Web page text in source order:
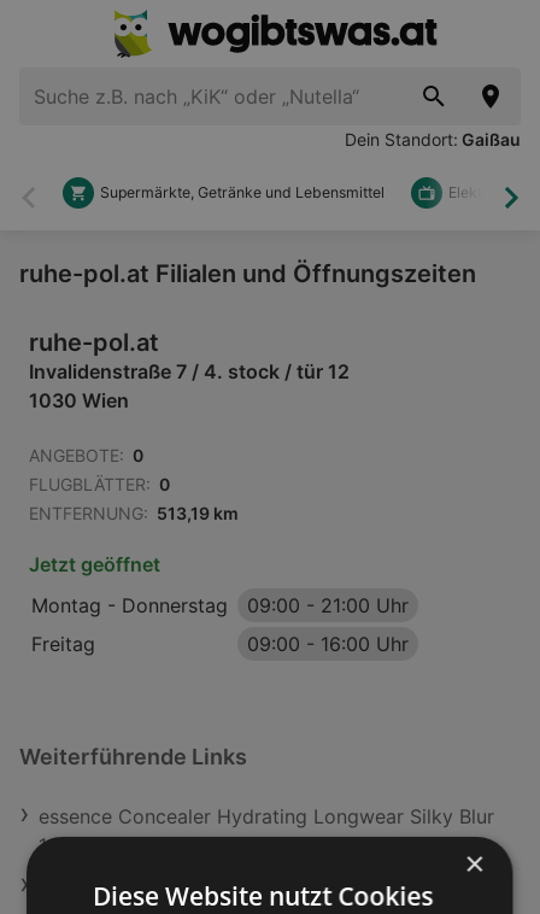
Dein Standort: Gaißau
Zurück
Supermärkte, Getränke und Lebensmittel Elektronik
ruhe-pol.at Filialen und Öffnungszeiten
ruhe-pol.at
Invalidenstraße 7 / 4. stock / tür 12
1030 Wien
ANGEBOTE: 0
FLUGBLÄTTER: 0
ENTFERNUNG: 513,19 km
Jetzt geöffnet
Montag - Donnerstag
09:00 - 21:00 Uhr
Freitag
09:00 - 16:00 Uhr
Weiterführende Links
essence Concealer Hydrating Longwear Silky Blur
130
essence Nagelpflege Nail Balm Juicy Nail 01
×
Diese Website nutzt Cookies